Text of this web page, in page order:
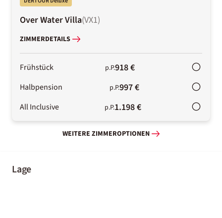
Over Water Villa(VX1)
ZIMMERDETAILS
Frühstück p.P.918 €
Halbpension p.P.997 €
All Inclusive p.P.1.198 €
WEITERE ZIMMEROPTIONEN
Lage